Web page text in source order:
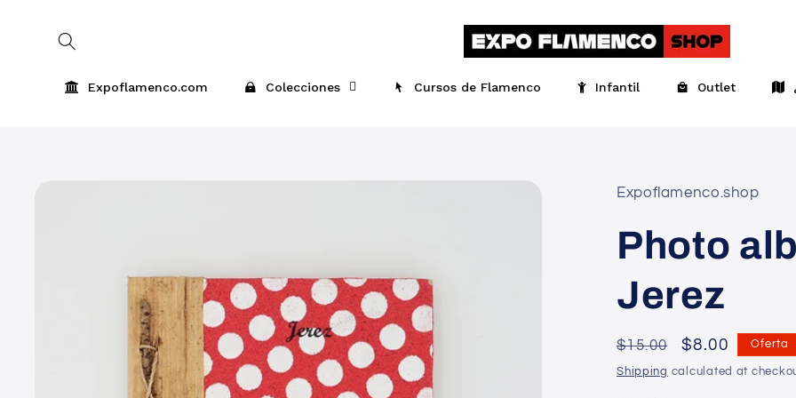
Expoflamenco.com Colecciones Cursos de Flamenco Infantil Outlet
Expoflamenco.shop
Photo
Jerez
Regular
price
$15.00
Precio
en
$8.00 Oferta
Shipping calculated at